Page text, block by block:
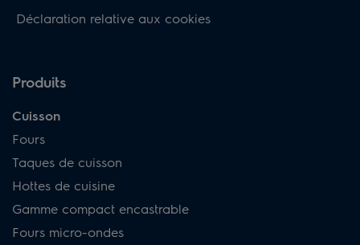
Déclaration relative aux cookies
Produits
Cuisson
Fours
Taques de cuisson
Hottes de cuisine
Gamme compact encastrable
Fours micro-ondes